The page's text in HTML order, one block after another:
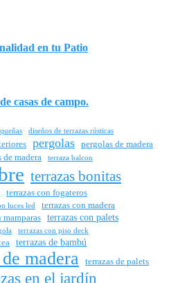
en tu Patio
casas de campo.
diseños de terrazas rústicas
pergolas pergolas de madera
de madera terraza balcon
terrazas bonitas
terrazas con fogateros
luces led terrazas con madera
mamparas terrazas con palets
terrazas con piso deck
terrazas de bambú
madera terrazas de palets
en el jardín